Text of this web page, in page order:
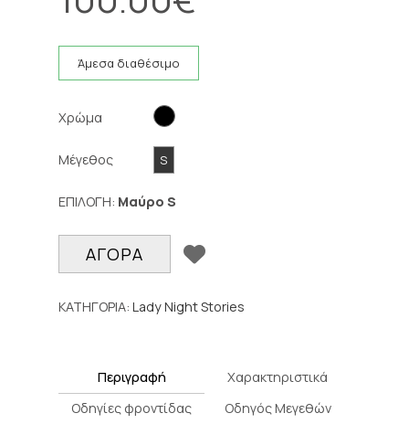
Άμεσα διαθέσιμο
Χρώμα
Μέγεθος S
ΕΠΙΛΟΓΗ: Μαύρο S
ΑΓΟΡΑ
ΚΑΤΗΓΟΡΙΑ: Lady Night Stories
Περιγραφή
Χαρακτηριστικά
Οδηγίες φροντίδας
Οδηγός Μεγεθών